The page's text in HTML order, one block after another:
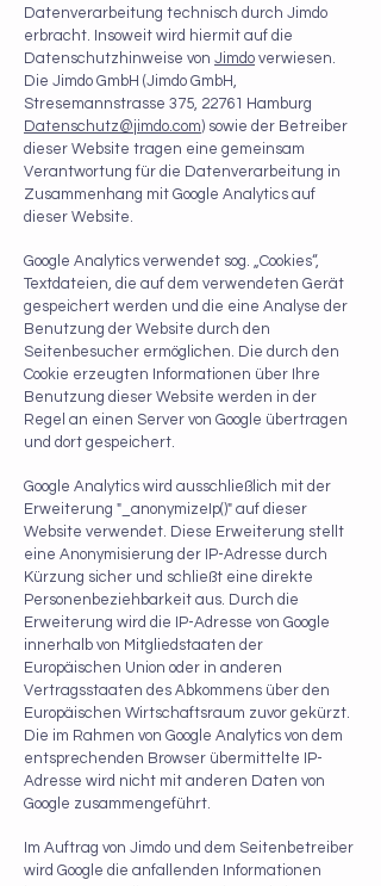
Datenverarbeitung technisch durch Jimdo
erbracht. Insoweit wird hiermit auf die
Datenschutzhinweise von Jimdo verwiesen.
Die Jimdo GmbH (Jimdo GmbH,
Stresemannstrasse 375, 22761 Hamburg
Datenschutz@jimdo.com) sowie der Betreiber
dieser Website tragen eine gemeinsam
Verantwortung für die Datenverarbeitung in
Zusammenhang mit Google Analytics auf
dieser Website.
Google Analytics verwendet sog. „Cookies“,
Textdateien, die auf dem verwendeten Gerät
gespeichert werden und die eine Analyse der
Benutzung der Website durch den
Seitenbesucher ermöglichen. Die durch den
Cookie erzeugten Informationen über Ihre
Benutzung dieser Website werden in der
Regel an einen Server von Google übertragen
und dort gespeichert.
Google Analytics wird ausschließlich mit der
Erweiterung "_anonymizeIp()" auf dieser
Website verwendet. Diese Erweiterung stellt
eine Anonymisierung der IP-Adresse durch
Kürzung sicher und schließt eine direkte
Personenbeziehbarkeit aus. Durch die
Erweiterung wird die IP-Adresse von Google
innerhalb von Mitgliedstaaten der
Europäischen Union oder in anderen
Vertragsstaaten des Abkommens über den
Europäischen Wirtschaftsraum zuvor gekürzt.
Die im Rahmen von Google Analytics von dem
entsprechenden Browser übermittelte IP-
Adresse wird nicht mit anderen Daten von
Google zusammengeführt.
Im Auftrag von Jimdo und dem Seitenbetreiber
wird Google die anfallenden Informationen